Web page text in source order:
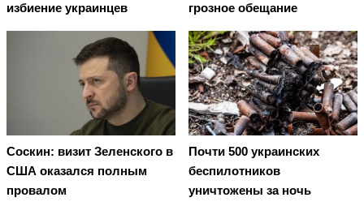
избиение украинцев
грозное обещание
Соскин: визит Зеленского в
США оказался полным
провалом
Почти 500 украинских
беспилотников
уничтожены за ночь